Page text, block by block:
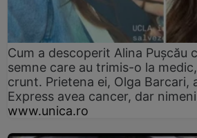
Cum a descoperit Alina Pușcău
semne care au trimis-o la
crunt. Prietena ei, Olga Barcari,
Express avea cancer, dar
www.unica.ro